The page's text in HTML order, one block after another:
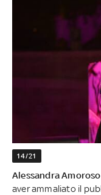
14/21
Alessandra
aver ammaliato il